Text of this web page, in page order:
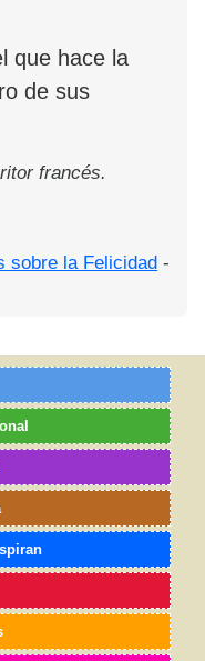
que hace la
de sus
francés.
sobre la Felicidad -